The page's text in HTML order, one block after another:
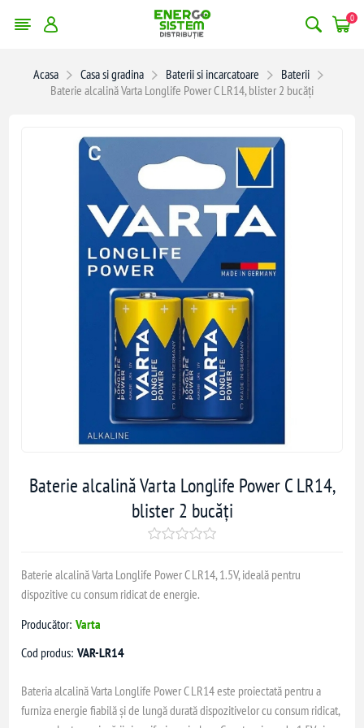
0
Acasa Casa si gradina Baterii si incarcatoare
Baterii
Baterie alcalină Varta Longlife Power C LR14, blister 2 bucăți
Baterie alcalină Varta Longlife Power C LR14,
blister 2 bucăți
Baterie alcalină Varta Longlife Power C LR14, 1.5V, ideală pentru
dispozitive cu consum ridicat de energie.
Producător: Varta
Cod produs: VAR-LR14
Bateria alcalină Varta Longlife Power C LR14 este proiectată pentru a
furniza energie fiabilă și de lungă durată dispozitivelor cu consum ridicat,